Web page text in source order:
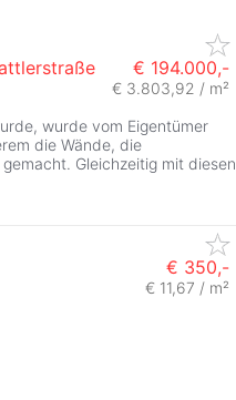
€ 194.000,-
€ 3.803,92 / m²
wurde vom Eigentümer
die Wände, die
Gleichzeitig mit diesen
€ 350,-
€ 11,67 / m²